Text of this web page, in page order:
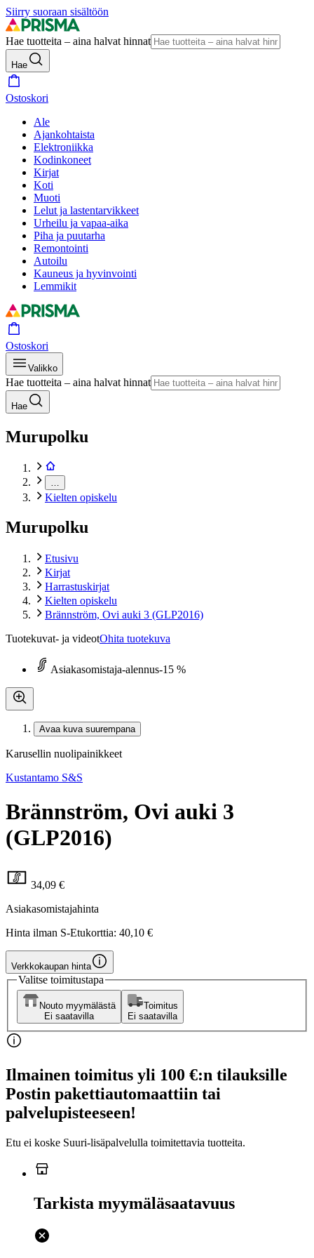
Siirry suoraan sisältöön
Hae tuotteita – aina halvat hinnat
Hae
Ostoskori
Ale
Ajankohtaista
Elektroniikka
Kodinkoneet
Kirjat
Koti
Muoti
Lelut ja lastentarvikkeet
Urheilu ja vapaa-aika
Piha ja puutarha
Remontointi
Autoilu
Kauneus ja hyvinvointi
Lemmikit
Ostoskori
Valikko
Hae tuotteita – aina halvat hinnat
Hae
Murupolku
Kielten opiskelu
Murupolku
Etusivu
Kirjat
Harrastuskirjat
Kielten opiskelu
Brännström, Ovi auki 3 (GLP2016)
Tuotekuvat- ja videotOhita tuotekuva
Asiakasomistaja-alennus-15 %
Avaa kuva suurempana
Karusellin nuolipainikkeet
Kustantamo S&S
Brännström, Ovi auki 3
(GLP2016)
34,09 €
Asiakasomistajahinta
Hinta ilman S-Etukorttia: 40,10 €
Verkkokaupan hinta
Valitse toimitustapa
Nouto myymälästä
Ei saatavilla
Toimitus
Ei saatavilla
Ilmainen toimitus yli 100 €:n tilauksille
Postin pakettiautomaattiin tai
palvelupisteeseen!
Etu ei koske Suuri‑lisäpalvelulla toimitettavia tuotteita.
Tarkista myymäläsaatavuus